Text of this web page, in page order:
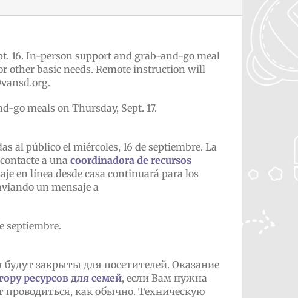
16. In-person support and grab-and-go meal
other basic needs. Remote instruction will
meals on Thursday, Sept. 17.
al público el miércoles, 16 de septiembre. La
a una coordinadora de recursos
en línea desde casa continuará para los
un mensaje a
septiembre.
будут закрыты для посетителей. Оказание
ресурсов для семей, если Вам нужна
как обычно. Техническую